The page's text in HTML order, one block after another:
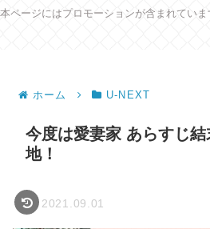
本ページにはプロモーションが含まれていま
ホーム U-NEXT
今度は愛妻家 あらすじ
地！
2021.09.01